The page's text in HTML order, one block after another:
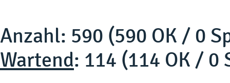
Anzahl: 590 (590 OK / 0
Wartend: 114 (114 OK / 0